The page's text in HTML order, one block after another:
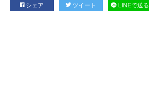
シェア ツイート LINEで送る